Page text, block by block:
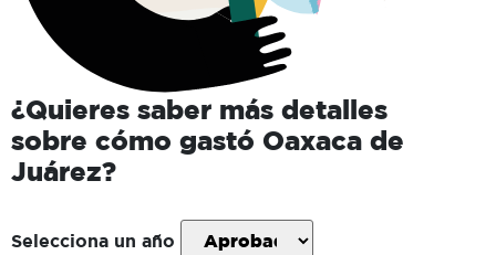
¿Quieres saber más detalles
sobre cómo gastó Oaxaca de
Juárez?
Selecciona un año